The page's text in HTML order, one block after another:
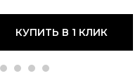
КУПИТЬ В 1 КЛИК